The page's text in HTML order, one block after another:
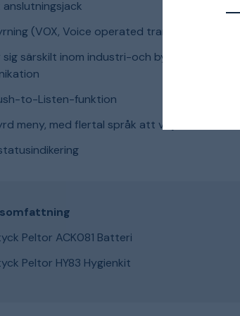
(VOX, Voice operated transmission) för
sig särskilt inom industri-och byggsektorn
to-Listen-funktion
meny, med flertal språk att välja mellan
Peltor ACK081 Batteri
Peltor HY83 Hygienkit